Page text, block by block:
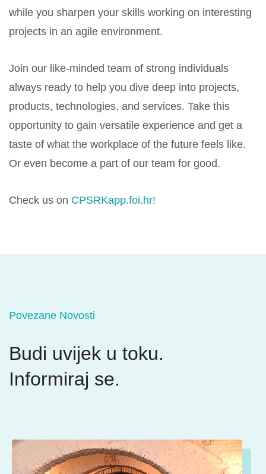
while you sharpen your skills working on interesting
projects in an agile environment.
Join our like-minded team of strong individuals
always ready to help you dive deep into projects,
products, technologies, and services. Take this
opportunity to gain versatile experience and get a
taste of what the workplace of the future feels like.
Or even become a part of our team for good.
Check us on CPSRKapp.foi.hr!
Povezane Novosti
Budi uvijek u toku.
Informiraj se.